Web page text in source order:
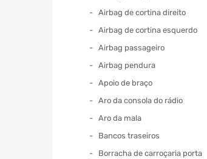
Airbag de cortina direito
Airbag de cortina esquerdo
Airbag passageiro
Airbag pendura
Apoio de braço
Aro da consola do rádio
Aro da mala
Bancos traseiros
Borracha de carroçaria porta